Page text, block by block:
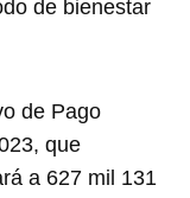
de bienestar
de Pago
que
a 627 mil 131